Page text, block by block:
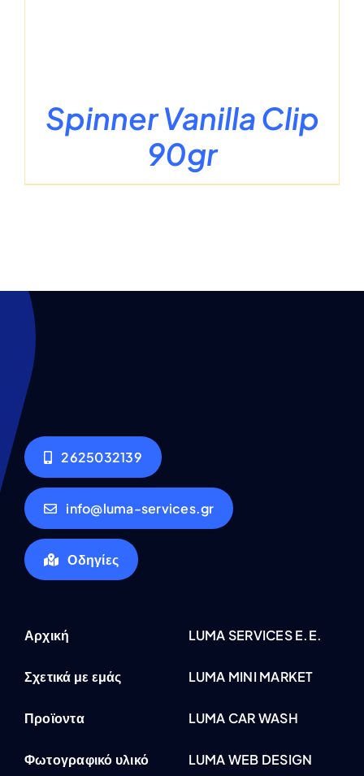
Spinner Vanilla Clip
90gr
2625032139
info@luma-services.gr
Οδηγίες
Αρχική
Σχετικά με εμάς
Προϊοντα
Φωτογραφικό υλικό
LUMA SERVICES E.E.
LUMA MINI MARKET
LUMA CAR WASH
LUMA WEB DESIGN